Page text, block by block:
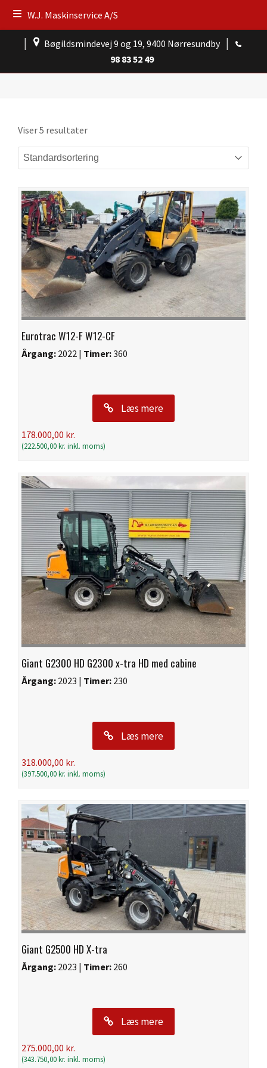
W.J. Maskinservice A/S
Bøgildsmindevej 9 og 19, 9400 Nørresundby
98 83 52 49
Viser 5 resultater
Eurotrac W12-F W12-CF
Årgang: 2022 | Timer:360
Læs mere
178.000,00 kr.
(222.500,00kr. inkl. moms)
Giant G2300 HD G2300 x-tra HD med cabine
Årgang: 2023 | Timer: 230
Læs mere
318.000,00 kr.
(397.500,00kr. inkl. moms)
Giant G2500 HD X-tra
Årgang: 2023 | Timer: 260
Læs mere
275.000,00 kr.
(343.750,00kr. inkl. moms)